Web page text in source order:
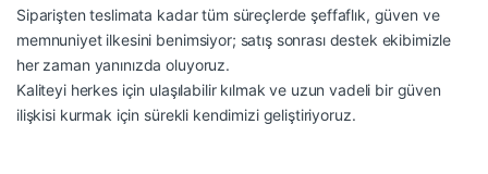
Siparişten teslimata kadar tüm süreçlerde şeffaflık, güven ve
memnuniyet ilkesini benimsiyor; satış sonrası destek ekibimizle
her zaman yanınızda oluyoruz.
Kaliteyi herkes için ulaşılabilir kılmak ve uzun vadeli bir güven
ilişkisi kurmak için sürekli kendimizi geliştiriyoruz.